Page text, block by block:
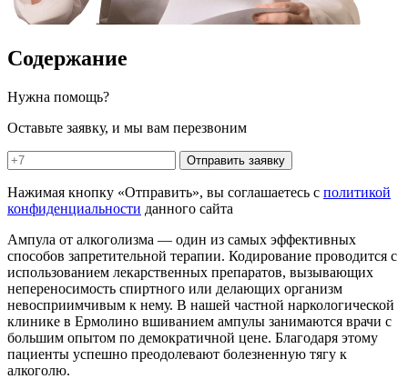
Содержание
Нужна помощь?
Оставьте заявку, и мы вам перезвоним
Отправить заявку
Нажимая кнопку «Отправить», вы соглашаетесь с политикой
конфиденциальности данного сайта
Ампула от алкоголизма — один из самых эффективных
способов запретительной терапии. Кодирование проводится с
использованием лекарственных препаратов, вызывающих
непереносимость спиртного или делающих организм
невосприимчивым к нему. В нашей частной наркологической
клинике в Ермолино вшиванием ампулы занимаются врачи с
большим опытом по демократичной цене. Благодаря этому
пациенты успешно преодолевают болезненную тягу к
алкоголю.